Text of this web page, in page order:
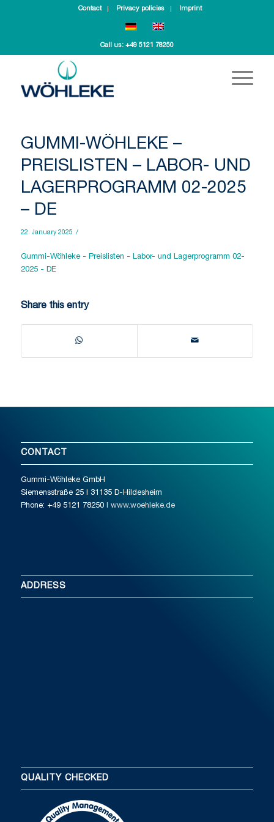
Contact Privacy policies Imprint
Call us: +49 5121 78250
GUMMI-WÖHLEKE –
PREISLISTEN – LABOR- UND
LAGERPROGRAMM 02-2025
– DE
22. January 2025 /
Gummi-Wöhleke - Preislisten - Labor- und Lagerprogramm 02-
2025 - DE
Share this entry
CONTACT
Gummi-Wöhleke GmbH
Siemensstraße 25 I 31135 D-Hildesheim
Phone: +49 5121 78250I www.woehleke.de
ADDRESS
QUALITY CHECKED